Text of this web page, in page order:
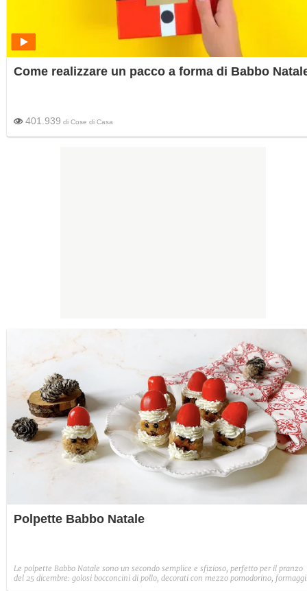
Come realizzare un pacco a forma di Babbo
401.939 di Cose di Casa
Polpette Babbo Natale
Le polpette Babbo Natale sono un secondo semplice e sfizioso, perfetto per il pranzo
del 25 dicembre: golosi bocconcini di pollo, decorati con mezzo pomodorino,